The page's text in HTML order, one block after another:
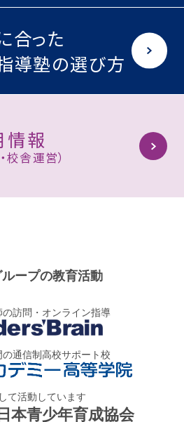
合った
導塾の選び方
情報
校舎運営）
ープの教育活動
の訪問・オンライン指導
の通信制高校サポート校
て活動しています
日本青少年育成協会